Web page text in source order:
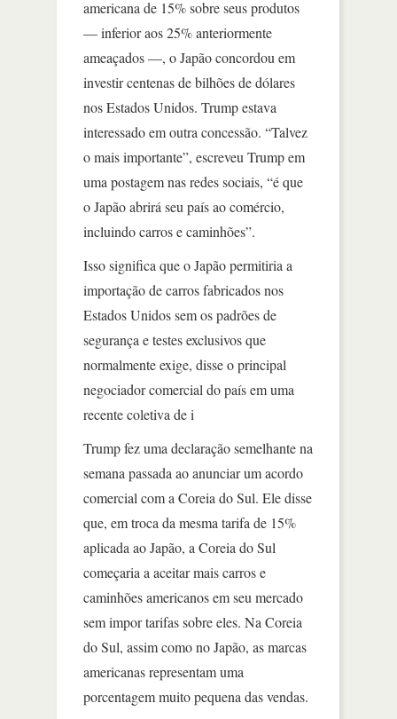
americana de 15% sobre seus produtos
— inferior aos 25% anteriormente
ameaçados —, o Japão concordou em
investir centenas de bilhões de dólares
nos Estados Unidos. Trump estava
interessado em outra concessão. “Talvez
o mais importante”, escreveu Trump em
uma postagem nas redes sociais, “é que
o Japão abrirá seu país ao comércio,
incluindo carros e caminhões”.
Isso significa que o Japão permitiria a
importação de carros fabricados nos
Estados Unidos sem os padrões de
segurança e testes exclusivos que
normalmente exige, disse o principal
negociador comercial do país em uma
recente coletiva de i
Trump fez uma declaração semelhante na
semana passada ao anunciar um acordo
comercial com a Coreia do Sul. Ele disse
que, em troca da mesma tarifa de 15%
aplicada ao Japão, a Coreia do Sul
começaria a aceitar mais carros e
caminhões americanos em seu mercado
sem impor tarifas sobre eles. Na Coreia
do Sul, assim como no Japão, as marcas
americanas representam uma
porcentagem muito pequena das vendas.